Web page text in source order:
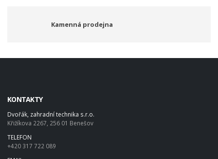
Kamenná prodejna
KONTAKTY
Dvořák, zahradní technika s.r.o.
Křižíkova 2267, 256 01 Benešov
TELEFON
+420 317 722 089